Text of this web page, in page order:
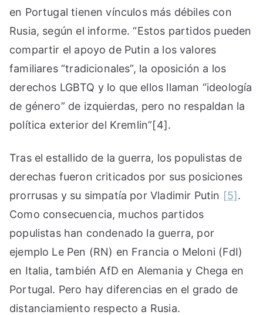
en Portugal tienen vínculos más débiles con
Rusia, según el informe. “Estos partidos pueden
compartir el apoyo de Putin a los valores
familiares “tradicionales”, la oposición a los
derechos LGBTQ y lo que ellos llaman “ideología
de género” de izquierdas, pero no respaldan la
política exterior del Kremlin”[4].
Tras el estallido de la guerra, los populistas de
derechas fueron criticados por sus posiciones
prorrusas y su simpatía por Vladimir Putin [5].
Como consecuencia, muchos partidos
populistas han condenado la guerra, por
ejemplo Le Pen (RN) en Francia o Meloni (FdI)
en Italia, también AfD en Alemania y Chega en
Portugal. Pero hay diferencias en el grado de
distanciamiento respecto a Rusia.